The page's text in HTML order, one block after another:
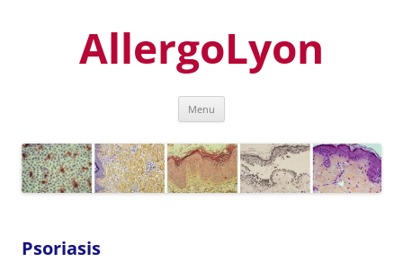
AllergoLyon
Menu
Psoriasis